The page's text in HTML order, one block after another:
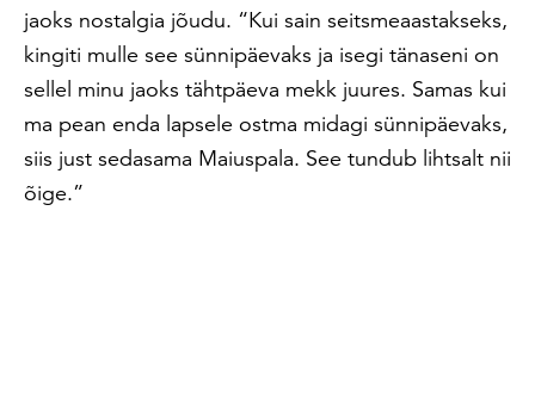
jaoks nostalgia jõudu. “Kui sain seitsmeaastakseks,
kingiti mulle see sünnipäevaks ja isegi tänaseni on
sellel minu jaoks tähtpäeva mekk juures. Samas kui
ma pean enda lapsele ostma midagi sünnipäevaks,
siis just sedasama Maiuspala. See tundub lihtsalt nii
õige.”